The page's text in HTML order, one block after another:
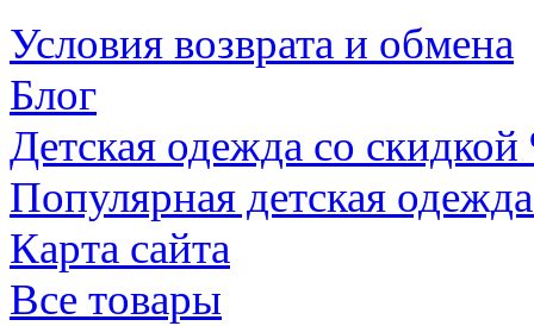
Условия возврата и обмена
Блог
Детская одежда со скидкой
Популярная детская
Карта сайта
Все товары